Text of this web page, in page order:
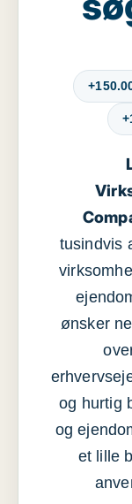
tusindvis
ønsker
og hurtig
og
et lille